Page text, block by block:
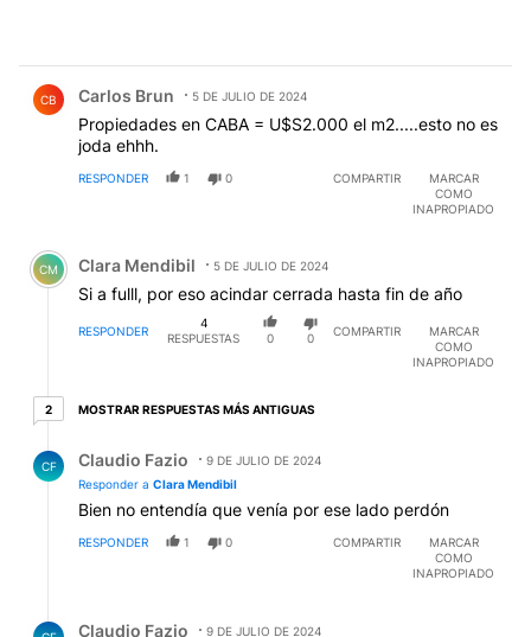
CB Carlos Brun 5 DE JULIO DE 2024
Propiedades en CABA = U$S2.000 el m2.....esto no es
joda ehhh.
RESPONDER 1 0 COMPARTIR
MARCAR
COMO
INAPROPIADO
Comentario de Clara Mendibil.
CM Clara Mendibil 5 DE JULIO DE 2024
Si a fulll, por eso acindar cerrada hasta fin de año
RESPONDER
4
RESPUESTAS
0 0
COMPARTIR
MARCAR
COMO
INAPROPIADO
22 respuestas más antiguas
MOSTRAR RESPUESTAS MÁS ANTIGUAS
CF Claudio Fazio
9 DE JULIO DE 2024
Responder a Clara Mendibil
Bien no entendía que venía por ese lado perdón
RESPONDER 1 0 COMPARTIR
MARCAR
COMO
INAPROPIADO
Claudio Fazio
9 DE JULIO DE 2024